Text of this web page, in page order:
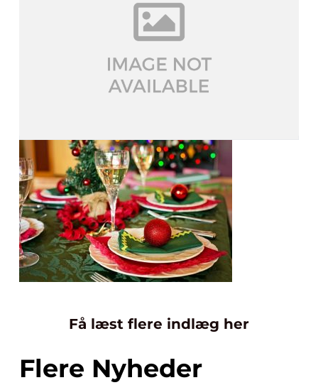
Få læst flere indlæg her
Flere Nyheder